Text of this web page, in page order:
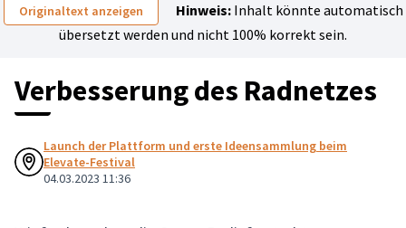
Originaltext anzeigen Hinweis:Inhalt könnte automatisch
übersetzt werden und nicht 100% korrekt sein.
Verbesserung des Radnetzes
Launch der Plattform und erste Ideensammlung beim
Elevate-Festival
04.03.2023 11:36